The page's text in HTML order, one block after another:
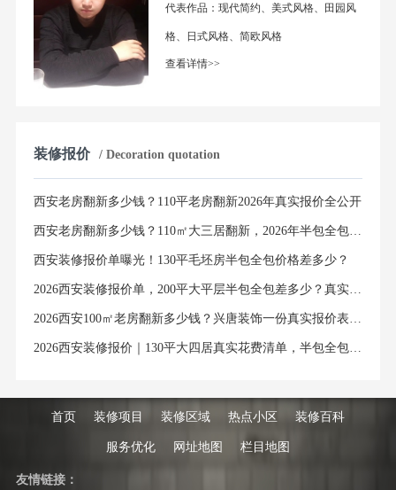
代表作品：现代简约、美式风格、田园风
格、日式风格、简欧风格
查看详情>>
装修报价 / Decoration quotation
西安老房翻新多少钱？110平老房翻新2026年真实报价全公开
西安老房翻新多少钱？110㎡大三居翻新，2026年半包全包价格明细清单
西安装修报价单曝光！130平毛坯房半包全包价格差多少？
2026西安装修报价单，200平大平层半包全包差多少？真实避坑指南
2026西安100㎡老房翻新多少钱？兴唐装饰一份真实报价表，说透所有隐藏费用
2026西安装修报价｜130平大四居真实花费清单，半包全包价格全解析
首页 装修项目 装修区域 热点小区 装修百科
服务优化 网址地图 栏目地图
友情链接：